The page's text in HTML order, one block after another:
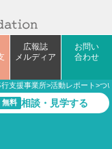
広報誌
メルディア
お問い
合わせ
支援事業所>活動レポート>つ
無料 相談・見学する